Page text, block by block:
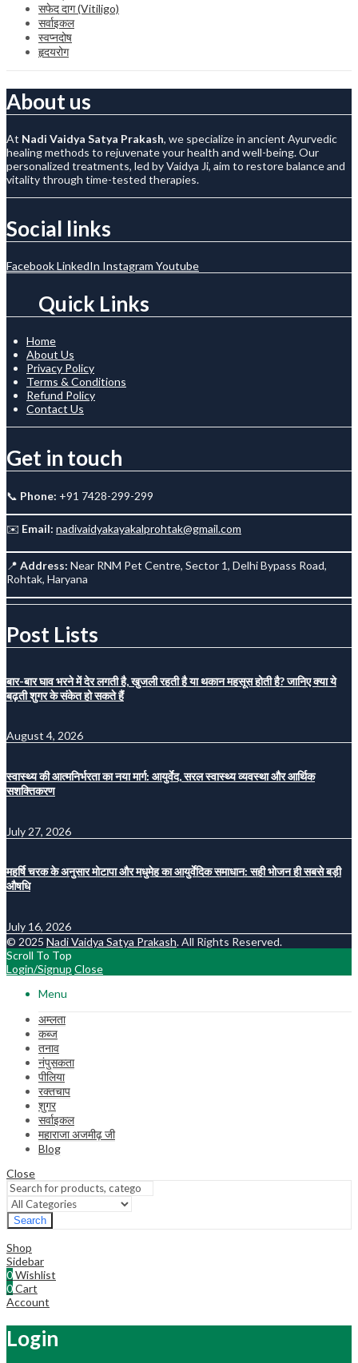
सफेद दाग (Vitiligo)
सर्वाइकल
स्वप्नदोष
हृदयरोग
About us
At Nadi Vaidya Satya Prakash, we specialize in ancient Ayurvedic
healing methods to rejuvenate your health and well-being. Our
personalized treatments, led by Vaidya Ji, aim to restore balance and
vitality through time-tested therapies.
Social links
FacebookLinkedIn Instagram Youtube
Quick Links
Home
About Us
Privacy Policy
Terms & Conditions
Refund Policy
Contact Us
Get in touch
📞 Phone: +91 7428-299-299
✉️ Email: nadivaidyakayakalprohtak@gmail.com
📍 Address: Near RNM Pet Centre, Sector 1, Delhi Bypass Road,
Rohtak, Haryana
Post Lists
बार-बार घाव भरने में देर लगती है, खुजली रहती है या थकान महसूस होती है? जानिए क्या ये
बढ़ती शुगर के संकेत हो सकते हैं
August 4, 2026
स्वास्थ्य की आत्मनिर्भरता का नया मार्ग: आयुर्वेद, सरल स्वास्थ्य व्यवस्था और आर्थिक
सशक्तिकरण
July 27, 2026
महर्षि चरक के अनुसार मोटापा और मधुमेह का आयुर्वेदिक समाधान: सही भोजन ही सबसे बड़ी
औषधि
July 16, 2026
© 2025 Nadi Vaidya Satya Prakash. All Rights Reserved.
Scroll To Top
Login/Signup Close
Menu
अम्लता
कब्ज
तनाव
नंपुसकता
पीलिया
रक्तचाप
शुगर
सर्वाइकल
महाराजा अजमीढ़ जी
Blog
Close
Search
Shop
Sidebar
0Wishlist
0Cart
Account
Login